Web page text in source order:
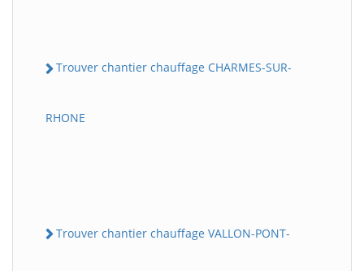
Trouver chantier chauffage CHARMES-SUR-
RHONE
Trouver chantier chauffage VALLON-PONT-